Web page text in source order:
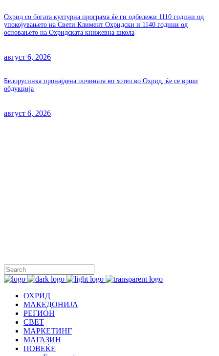
Охрид со богата културна програма ќе ги одбележи 1110 години од
упокојувањето на Свети Климент Охридски и 1140 години од
основањето на Охридската книжевна школа
август 6, 2026
Белорусинка пронајдена почината во хотел во Охрид, ќе се врши
обдукција
август 6, 2026
ОХРИД
МАКЕДОНИЈА
РЕГИОН
СВЕТ
МАРКЕТИНГ
МАГАЗИН
ПОВЕЌЕ